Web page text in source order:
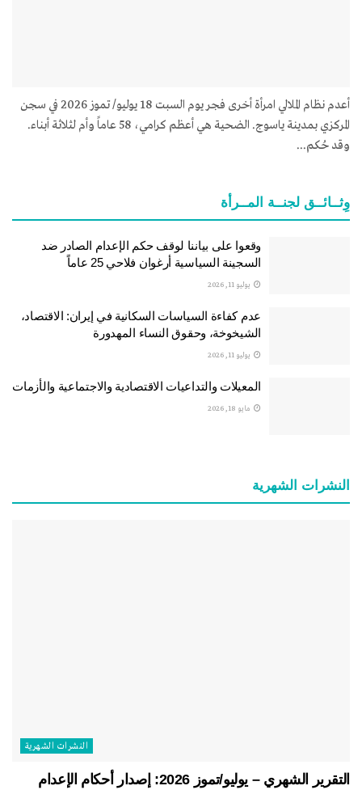
أعدم نظام الملالي امرأة أخرى فجر يوم السبت 18 يوليو/ تموز 2026 في سجن
المركزي بمدينة ياسوج. الضحية هي أعظم كرامي، 58 عاماً وأم لثلاثة أبناء.
وقد حُكم...
وِثــائــق لجنــة المــرأة
وقعوا على بياننا لوقف حكم الإعدام الصادر ضد
السجينة السياسية أرغوان فلاحي 25 عاماً
يوليو 11, 2026
عدم كفاءة السياسات السكانية في إيران: الاقتصاد،
الشيخوخة، وحقوق النساء المهدورة
يوليو 11, 2026
المعيلات والتداعيات الاقتصادية والاجتماعية والأزمات
مايو 18, 2026
النشرات الشهریة
النشرات الشهریة
التقرير الشهري – يوليو/تموز 2026: إصدار أحكام الإعدام